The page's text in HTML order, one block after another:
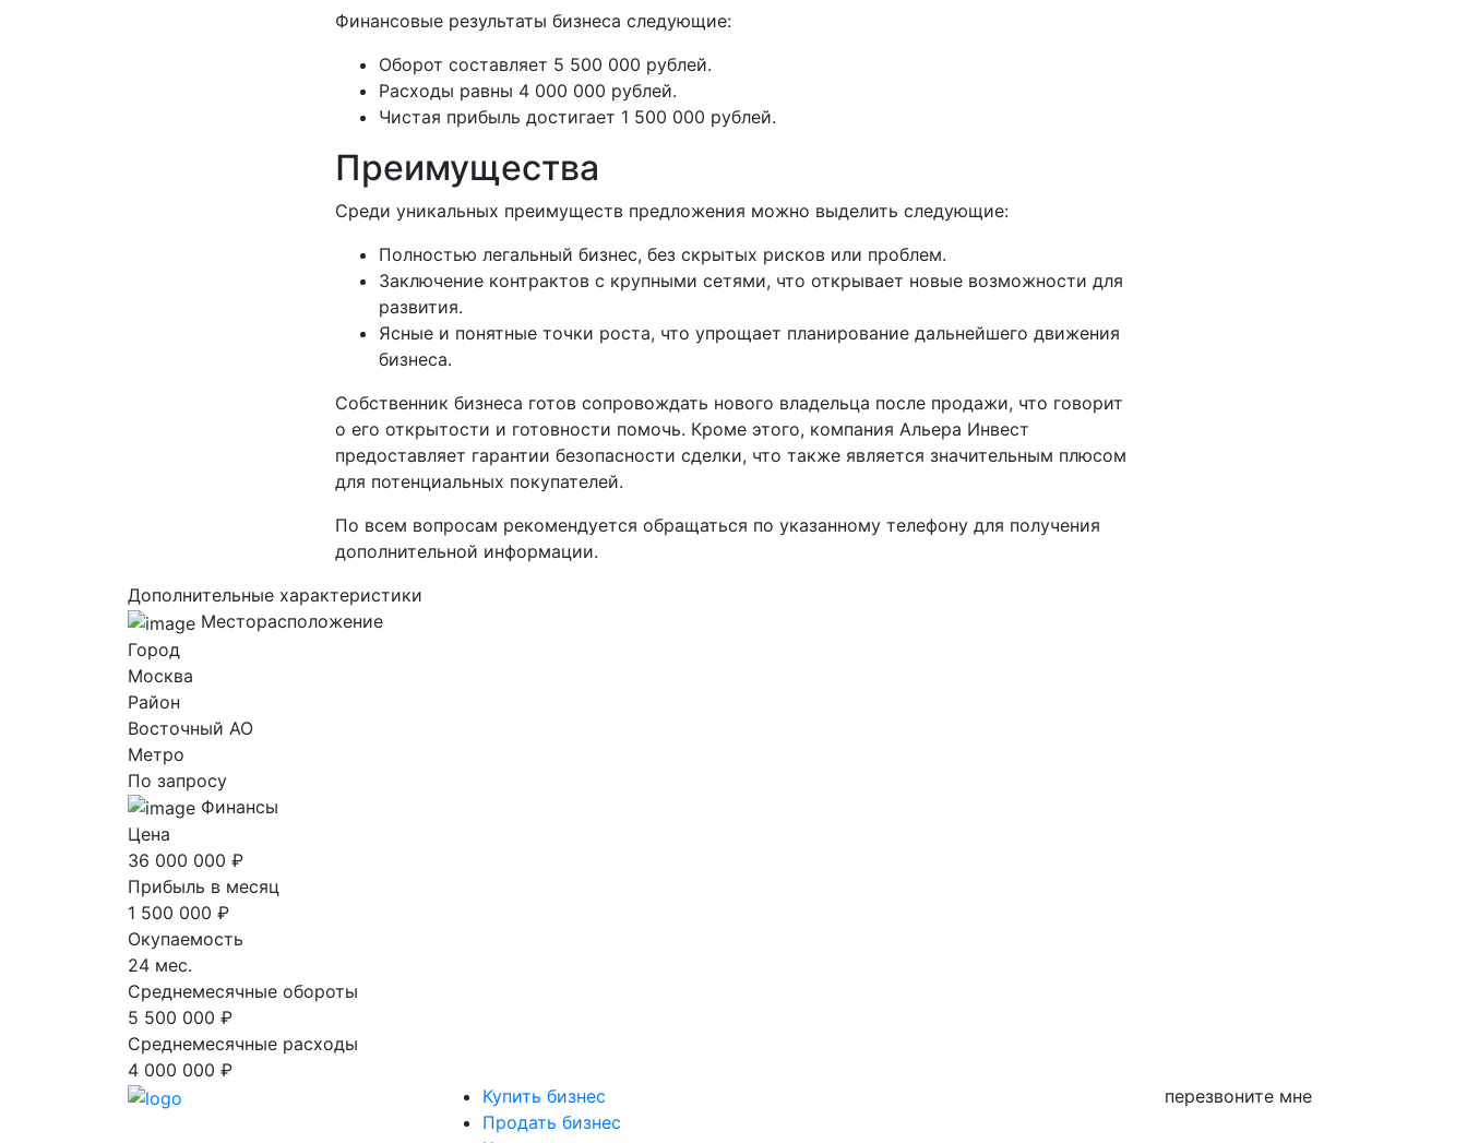
Финансовые результаты бизнеса следующие:
Оборот составляет 5 500 000 рублей.
Расходы равны 4 000 000 рублей.
Чистая прибыль достигает 1 500 000 рублей.
Преимущества
Среди уникальных преимуществ предложения можно выделить следующие:
Полностью легальный бизнес, без скрытых рисков или проблем.
Заключение контрактов с крупными сетями, что открывает новые возможности для
развития.
Ясные и понятные точки роста, что упрощает планирование дальнейшего движения
бизнеса.
Собственник бизнеса готов сопровождать нового владельца после продажи, что говорит
о его открытости и готовности помочь. Кроме этого, компания Альера Инвест
предоставляет гарантии безопасности сделки, что также является значительным плюсом
для потенциальных покупателей.
По всем вопросам рекомендуется обращаться по указанному телефону для получения
дополнительной информации.
Дополнительные характеристики
Месторасположение
Город
Москва
Район
Восточный AO
Метро
По запросу
Финансы
Цена
36 000 000 ₽
Прибыль в месяц
1 500 000 ₽
Окупаемость
24 мес.
Среднемесячные обороты
5 500 000 ₽
Среднемесячные расходы
4 000 000 ₽
Купить бизнес
Продать бизнес
перезвоните мне